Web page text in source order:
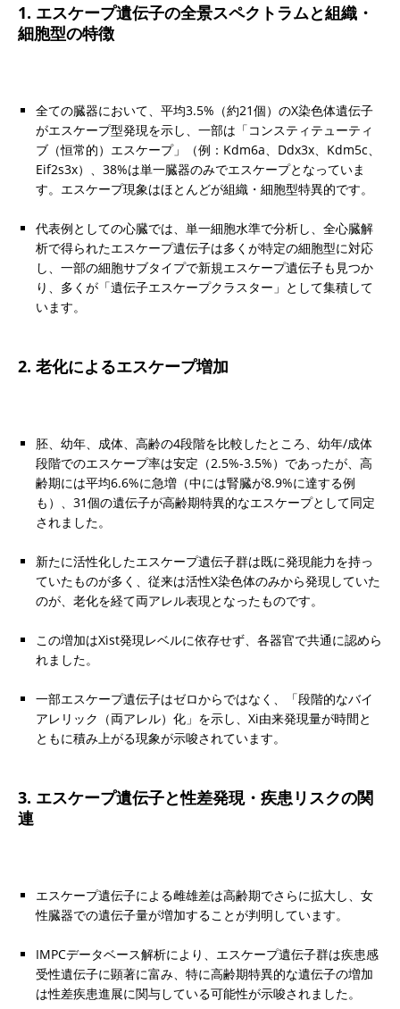
1. エスケープ遺伝子の全景スペクトラムと組織・
細胞型の特徴
全ての臓器において、平均3.5%（約21個）のX染色体遺伝子
がエスケープ型発現を示し、一部は「コンスティテューティ
ブ（恒常的）エスケープ」（例：Kdm6a、Ddx3x、Kdm5c、
Eif2s3x）、38%は単一臓器のみでエスケープとなっていま
す。エスケープ現象はほとんどが組織・細胞型特異的です。
代表例としての心臓では、単一細胞水準で分析し、全心臓解
析で得られたエスケープ遺伝子は多くが特定の細胞型に対応
し、一部の細胞サブタイプで新規エスケープ遺伝子も見つか
り、多くが「遺伝子エスケープクラスター」として集積して
います。
2. 老化によるエスケープ増加
胚、幼年、成体、高齢の4段階を比較したところ、幼年/成体
段階でのエスケープ率は安定（2.5%-3.5%）であったが、高
齢期には平均6.6%に急増（中には腎臓が8.9%に達する例
も）、31個の遺伝子が高齢期特異的なエスケープとして同定
されました。
新たに活性化したエスケープ遺伝子群は既に発現能力を持っ
ていたものが多く、従来は活性X染色体のみから発現していた
のが、老化を経て両アレル表現となったものです。
この増加はXist発現レベルに依存せず、各器官で共通に認めら
れました。
一部エスケープ遺伝子はゼロからではなく、「段階的なバイ
アレリック（両アレル）化」を示し、Xi由来発現量が時間と
ともに積み上がる現象が示唆されています。
3. エスケープ遺伝子と性差発現・疾患リスクの関
連
エスケープ遺伝子による雌雄差は高齢期でさらに拡大し、女
性臓器での遺伝子量が増加することが判明しています。
IMPCデータベース解析により、エスケープ遺伝子群は疾患感
受性遺伝子に顕著に富み、特に高齢期特異的な遺伝子の増加
は性差疾患進展に関与している可能性が示唆されました。